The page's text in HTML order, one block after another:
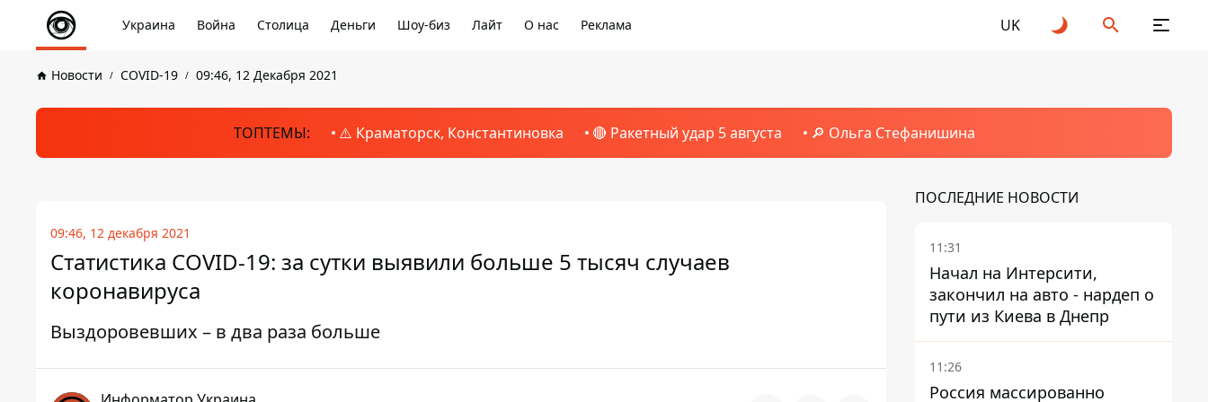
Украина Война Столица Деньги Шоу-биз Лайт О нас Реклама UK
Новости COVID-19 09:46, 12 Декабря 2021
ТОПТЕМЫ: ⚠️ Краматорск, Константиновка 🔴 Ракетный удар 5 августа 🔎 Ольга Стефанишина
09:46, 12 декабря 2021
Статистика COVID-19: за сутки выявили больше 5 тысяч случаев
коронавируса
Выздоровевших – в два раза больше
ПОСЛЕДНИЕ НОВОСТИ
11:31
Начал на Интерсити,
закончил на авто - нардеп о
пути из Киева в Днепр
11:26
Россия массированно